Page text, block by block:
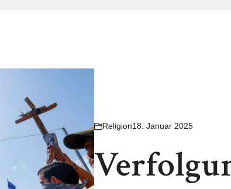
Religion18. Januar 2025